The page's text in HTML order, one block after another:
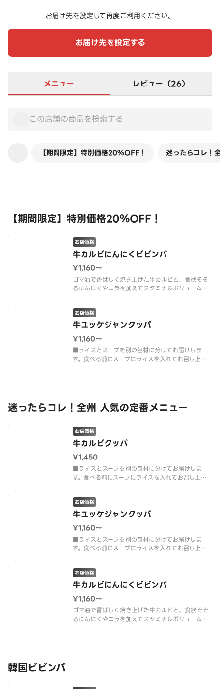
お届け先を設定して再度ご利用ください。
お届け先を設定する
メニュー レビュー（26）
【期間限定】特別価格20％OFF！ 迷ったらコレ！
【期間限定】特別価格20％OFF！
牛カルビにんにくビビンバ
お店価格
¥1,160〜
ゴマ油で香ばしく焼き上げた牛カルビと、食欲そそ
るにんにくやニラを加えてスタミナ＆ボリューム満
どうぞ。
牛ユッケジャンクッパ
お店価格
¥1,160〜
■ライスとスープを別の包材に分けてお届けしま
す。食べる前にスープにライスを入れてお召し上が
迷ったらコレ！全州 人気の定番メニュー
牛カルビクッパ
お店価格
¥1,450
■ライスとスープを別の包材に分けてお届けしま
す。食べる前にスープにライスを入れてお召し上が
菜を入れて、鶏ガラと塩ダレを合わせた風味豊かな
スープに仕上げました。
牛ユッケジャンクッパ
お店価格
¥1,160〜
■ライスとスープを別の包材に分けてお届けしま
す。食べる前にスープにライスを入れてお召し上が
旨辛スープに牛カルビ、ニラやもやしなど複数の野
菜を入れて仕上げました。
牛カルビにんにくビビンバ
お店価格
¥1,160〜
ゴマ油で香ばしく焼き上げた牛カルビと、食欲そそ
るにんにくやニラを加えてスタミナ＆ボリューム満
韓国ビビンバ